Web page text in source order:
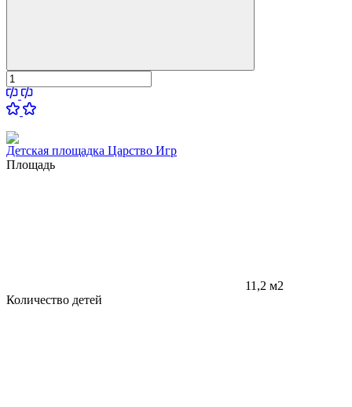
Детская площадка Царство Игр
Площадь
11,2 м2
Количество детей